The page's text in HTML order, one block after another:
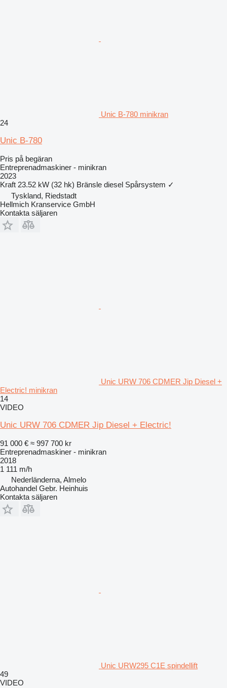
Unic B-780 minikran
24
Unic B-780
Pris på begäran
Entreprenadmaskiner - minikran
2023
Kraft 23.52 kW (32 hk) Bränsle diesel Spårsystem ✓
Tyskland, Riedstadt
Hellmich Kranservice GmbH
Kontakta säljaren
Unic URW 706 CDMER Jip Diesel +
Electric! minikran
14
VIDEO
Unic URW 706 CDMER Jip Diesel + Electric!
91 000 € ≈ 997 700 kr
Entreprenadmaskiner - minikran
2018
1 111 m/h
Nederländerna, Almelo
Autohandel Gebr. Heinhuis
Kontakta säljaren
Unic URW295 C1E spindellift
49
VIDEO